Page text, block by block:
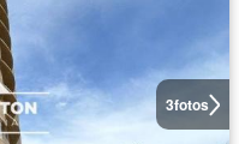
3fotos